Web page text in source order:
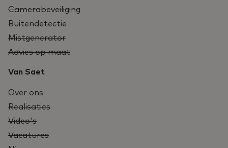
Camerabeveiliging
Buitendetectie
Mistgenerator
Advies op maat
Van Saet
Over ons
Realisaties
Video's
Vacatures